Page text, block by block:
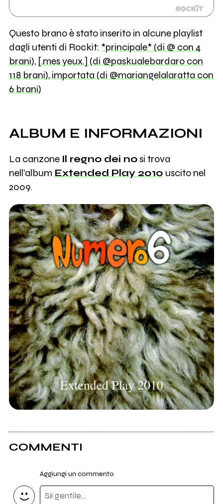
Questo brano è stato inserito in alcune playlist
dagli utenti di Rockit: *principale* (di @ con 4
brani), [.mes yeux.] (di @paskualebardaro con
118 brani), importata (di @mariangelalaratta con
6 brani)
ALBUM E INFORMAZIONI
La canzone Il regno dei nosi trova
nell'album Extended Play 2010 uscito nel
2009.
COMMENTI
Aggiungi un commento